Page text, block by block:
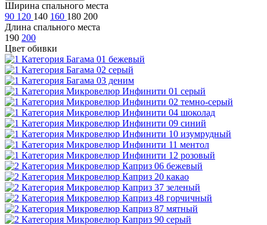
Ширина спального места
90 120 140 160 180 200
Длина спального места
190 200
Цвет обивки